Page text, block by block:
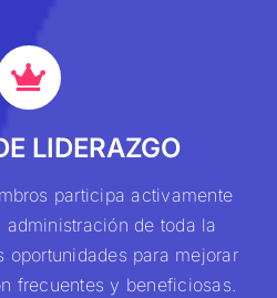
LIDERAZGO
participa activamente
de toda la
oportunidades para mejorar
frecuentes y beneficiosas.